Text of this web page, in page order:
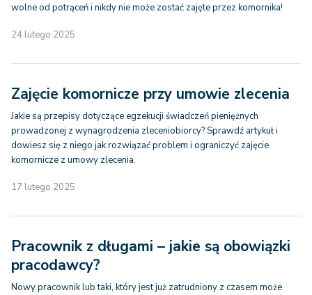
wolne od potrąceń i nikdy nie może zostać zajęte przez komornika!
24 lutego 2025
Zajęcie komornicze przy umowie zlecenia
Jakie są przepisy dotyczące egzekucji świadczeń pieniężnych
prowadzonej z wynagrodzenia zleceniobiorcy? Sprawdź artykuł i
dowiesz się z niego jak rozwiązać problem i ograniczyć zajęcie
komornicze z umowy zlecenia.
17 lutego 2025
Pracownik z długami – jakie są obowiązki
pracodawcy?
Nowy pracownik lub taki, który jest już zatrudniony z czasem może